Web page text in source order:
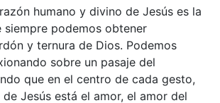
humano y divino de Jesús es la
siempre podemos obtener
y ternura de Dios. Podemos
sobre un pasaje del
que en el centro de cada gesto,
Jesús está el amor, el amor del